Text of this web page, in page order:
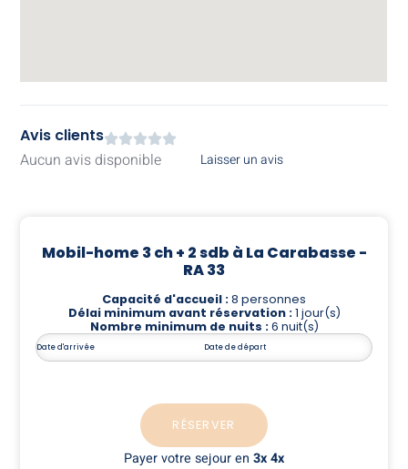
Avis clients
Aucun avis disponible Laisser un avis
Mobil-home 3 ch + 2 sdb à La Carabasse -
RA 33
Capacité d'accueil :8 personnes
Délai minimum avant réservation :1 jour(s)
Nombre minimum de nuits :6 nuit(s)
Date d'arrivée Date de départ
RÉSERVER
Payer votre sejour en 3x 4x